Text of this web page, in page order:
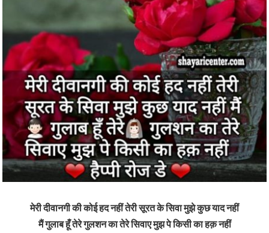
मेरी दीवानगी की कोई हद नहीं तेरी सूरत के सिवा मुझे कुछ याद नहीं
मैं गुलाब हूँ तेरे गुलशन का तेरे सिवाए मुझ पे किसी का हक़ नहीं